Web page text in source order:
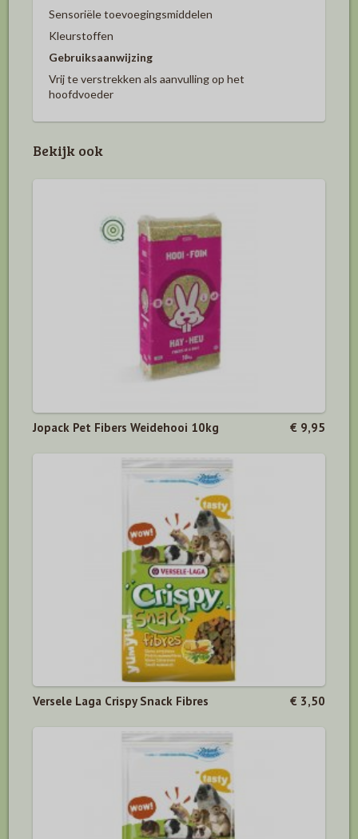
Sensoriële toevoegingsmiddelen
Kleurstoffen
Gebruiksaanwijzing
Vrij te verstrekken als aanvulling op het
hoofdvoeder
Bekijk ook
Jopack Pet Fibers Weidehooi 10kg € 9,95
Versele Laga Crispy Snack Fibres € 3,50